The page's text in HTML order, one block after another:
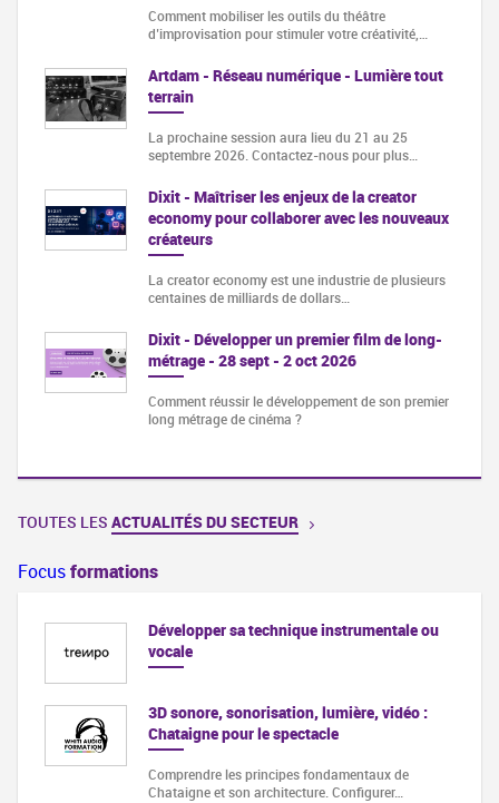
Comment mobiliser les outils du théâtre
d’improvisation pour stimuler votre créativité,…
Artdam - Réseau numérique - Lumière tout
terrain
La prochaine session aura lieu du 21 au 25
septembre 2026. Contactez-nous pour plus…
Dixit - Maîtriser les enjeux de la creator
economy pour collaborer avec les nouveaux
créateurs
La creator economy est une industrie de plusieurs
centaines de milliards de dollars…
Dixit - Développer un premier film de long-
métrage - 28 sept - 2 oct 2026
Comment réussir le développement de son premier
long métrage de cinéma ?
TOUTES LES ACTUALITÉS DU SECTEUR
Focusformations
Développer sa technique instrumentale ou
vocale
3D sonore, sonorisation, lumière, vidéo :
Chataigne pour le spectacle
Comprendre les principes fondamentaux de
Chataigne et son architecture. Configurer…